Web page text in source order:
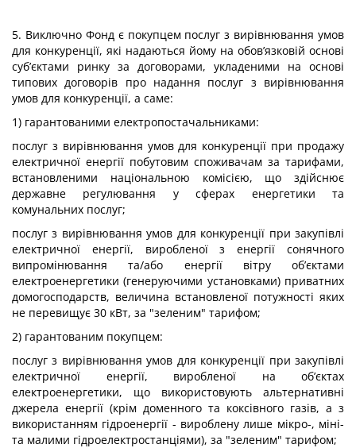
5. Виключно Фонд є покупцем послуг з вирівнювання умов
для конкуренції, які надаються йому на обов’язковій основі
суб’єктами ринку за договорами, укладеними на основі
типових договорів про надання послуг з вирівнювання
умов для конкуренції, а саме:
1) гарантованими електропостачальниками:
послуг з вирівнювання умов для конкуренції при продажу
електричної енергії побутовим споживачам за тарифами,
встановленими національною комісією, що здійснює
державне регулювання у сферах енергетики та
комунальних послуг;
послуг з вирівнювання умов для конкуренції при закупівлі
електричної енергії, виробленої з енергії сонячного
випромінювання та/або енергії вітру об’єктами
електроенергетики (генеруючими установками) приватних
домогосподарств, величина встановленої потужності яких
не перевищує 30 кВт, за "зеленим" тарифом;
2) гарантованим покупцем:
послуг з вирівнювання умов для конкуренції при закупівлі
електричної енергії, виробленої на об’єктах
електроенергетики, що використовують альтернативні
джерела енергії (крім доменного та коксівного газів, а з
використанням гідроенергії - вироблену лише мікро-, міні-
та малими гідроелектростанціями), за "зеленим" тарифом;